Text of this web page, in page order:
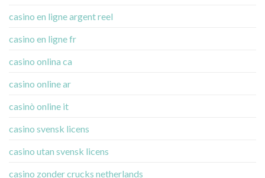
casino en ligne argent reel
casino en ligne fr
casino onlina ca
casino online ar
casinò online it
casino svensk licens
casino utan svensk licens
casino zonder crucks netherlands